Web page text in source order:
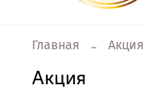
Главная Акция
Акция